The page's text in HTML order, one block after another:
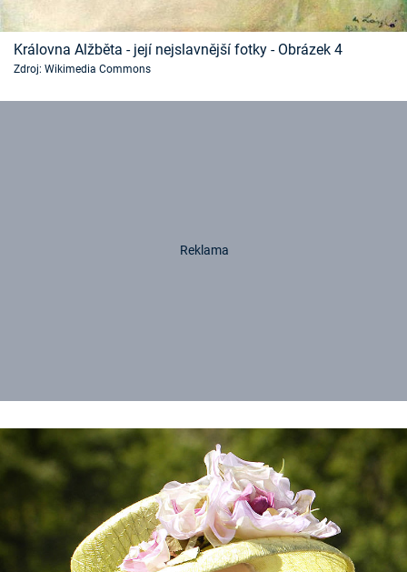
Královna Alžběta - její nejslavnější fotky - Obrázek 4
Zdroj: Wikimedia Commons